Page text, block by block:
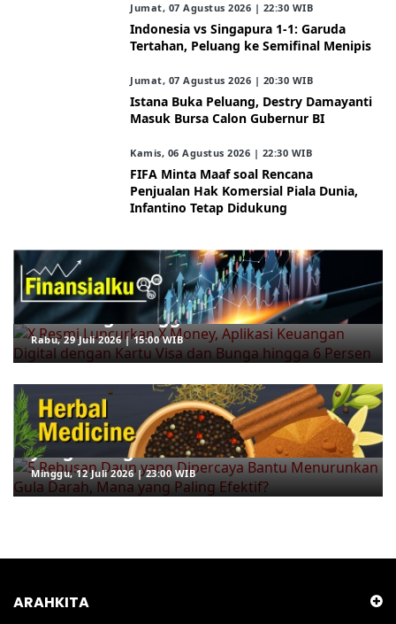
Jumat, 07 Agustus 2026 | 22:30 WIB
Indonesia vs Singapura 1-1: Garuda
Tertahan, Peluang ke Semifinal Menipis
Jumat, 07 Agustus 2026 | 20:30 WIB
Istana Buka Peluang, Destry Damayanti
Masuk Bursa Calon Gubernur BI
Kamis, 06 Agustus 2026 | 22:30 WIB
FIFA Minta Maaf soal Rencana
Penjualan Hak Komersial Piala Dunia,
Infantino Tetap Didukung
X Resmi Luncurkan X Money, Aplikasi
Keuangan Digital dengan Kartu Visa
dan Bunga hingga 6 Persen
Rabu, 29 Juli 2026 | 15:00 WIB
5 Rebusan Daun yang Dipercaya
Bantu Menurunkan Gula Darah, Mana
yang Paling Efektif?
Minggu, 12 Juli 2026 | 23:00 WIB
ARAHKITA